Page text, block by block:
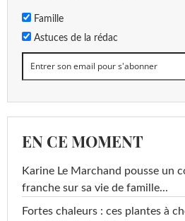
Famille
Astuces de la rédac
EN CE MOMENT
Karine Le Marchand pousse un
franche sur sa vie de famille...
Fortes chaleurs : ces plantes à